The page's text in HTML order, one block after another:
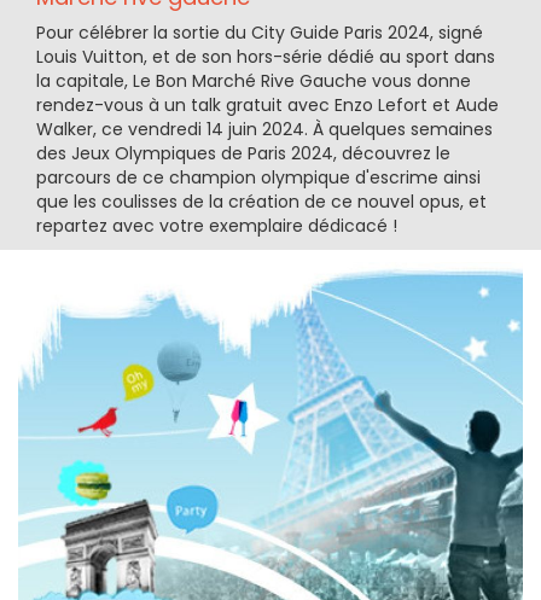
Pour célébrer la sortie du City Guide Paris 2024, signé
Louis Vuitton, et de son hors-série dédié au sport dans
la capitale, Le Bon Marché Rive Gauche vous donne
rendez-vous à un talk gratuit avec Enzo Lefort et Aude
Walker, ce vendredi 14 juin 2024. À quelques semaines
des Jeux Olympiques de Paris 2024, découvrez le
parcours de ce champion olympique d'escrime ainsi
que les coulisses de la création de ce nouvel opus, et
repartez avec votre exemplaire dédicacé !